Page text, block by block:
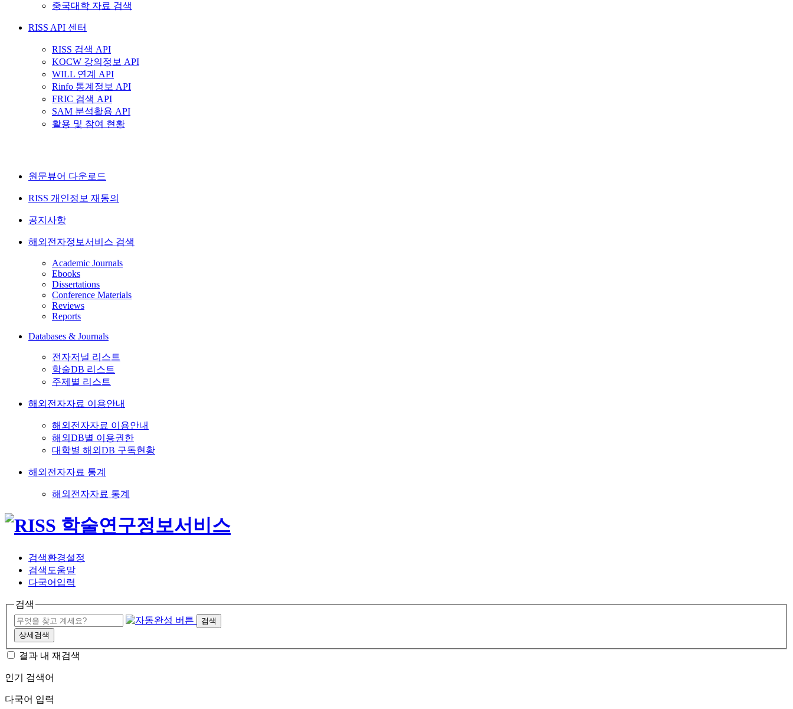
중국대학 자료 검색
RISS API 센터
RISS 검색 API
KOCW 강의정보 API
WILL 연계 API
Rinfo 통계정보 API
FRIC 검색 API
SAM 분석활용 API
활용 및 참여 현황
원문뷰어 다운로드
RISS 개인정보 재동의
공지사항
해외전자정보서비스 검색
Academic Journals
Ebooks
Dissertations
Conference Materials
Reviews
Reports
Databases & Journals
전자저널 리스트
학술DB 리스트
주제별 리스트
해외전자자료 이용안내
해외전자자료 이용안내
해외DB별 이용권한
대학별 해외DB 구독현황
해외전자자료 통계
해외전자자료 통계
검색환경설정
검색도움말
다국어입력
검색
검색
상세검색
결과 내 재검색
인기 검색어
다국어 입력